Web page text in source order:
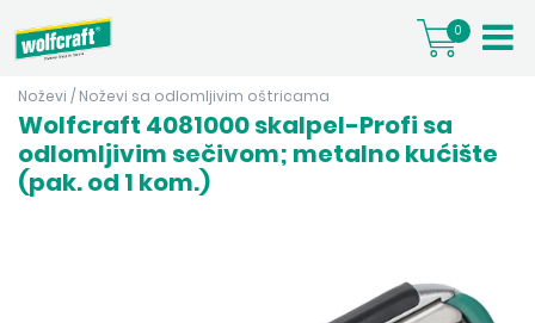
0
Noževi / Noževi sa odlomljivim oštricama
Wolfcraft 4081000 skalpel-Profi sa
odlomljivim sečivom; metalno kućište
(pak. od 1 kom.)